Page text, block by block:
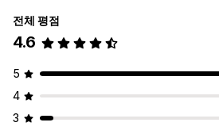
전체 평점
4.6
5
4
3